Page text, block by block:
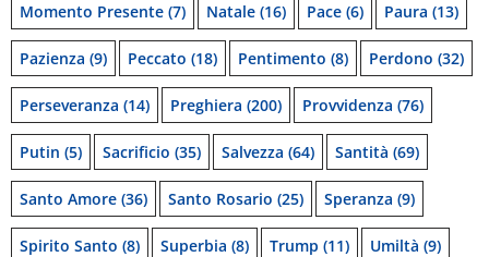
Momento Presente (7) Natale (16) Pace (6) Paura (13)
Pazienza (9) Peccato (18) Pentimento (8) Perdono (32)
Perseveranza (14) Preghiera (200) Provvidenza (76)
Putin (5) Sacrificio (35) Salvezza (64) Santità (69)
Santo Amore (36) Santo Rosario (25) Speranza (9)
Spirito Santo (8) Superbia (8) Trump (11) Umiltà (9)